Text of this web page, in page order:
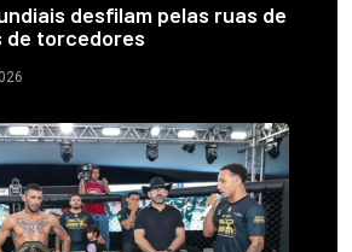
desfilam pelas ruas de
de torcedores